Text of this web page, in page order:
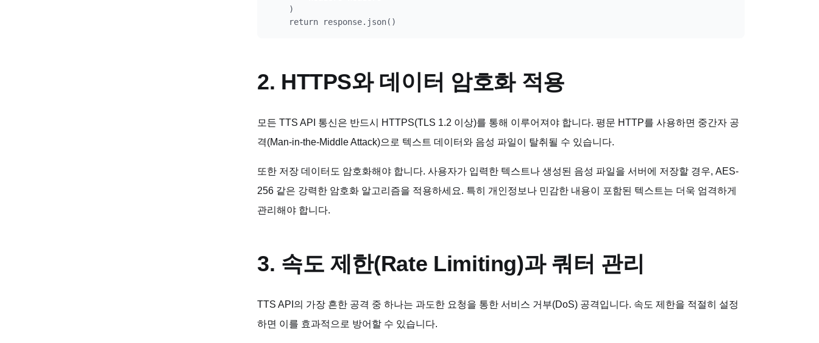
    )
2. HTTPS와 데이터 암호화 적용
모든 TTS API 통신은 반드시 HTTPS(TLS 1.2 이상)를 통해 이루어져야 합니다. 평문 HTTP를 사용하면 중간자 공
격(Man-in-the-Middle Attack)으로 텍스트 데이터와 음성 파일이 탈취될 수 있습니다.
또한 저장 데이터도 암호화해야 합니다. 사용자가 입력한 텍스트나 생성된 음성 파일을 서버에 저장할 경우, AES-
256 같은 강력한 암호화 알고리즘을 적용하세요. 특히 개인정보나 민감한 내용이 포함된 텍스트는 더욱 엄격하게
관리해야 합니다.
3. 속도 제한(Rate Limiting)과 쿼터 관리
TTS API의 가장 흔한 공격 중 하나는 과도한 요청을 통한 서비스 거부(DoS) 공격입니다. 속도 제한을 적절히 설정
하면 이를 효과적으로 방어할 수 있습니다.